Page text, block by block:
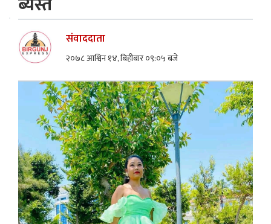
संवाददाता
२०७८ आश्विन १४, बिहीबार ०९:०५ बजे